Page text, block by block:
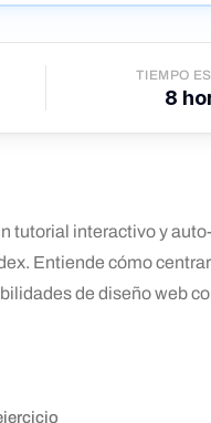
TIEMPO
8
tutorial interactivo y
Entiende cómo
de diseño web